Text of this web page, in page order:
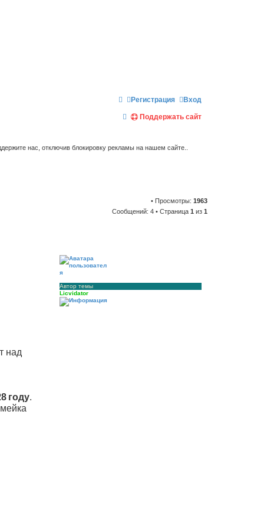
Вход
Регистрация
Поддержать сайт
П
нас, отключив блокировку рекламы на нашем сайте..
• Просмотры: 1963
Сообщений: 4 • Страница 1 из 1
Автор темы
Licvidator
над
году.